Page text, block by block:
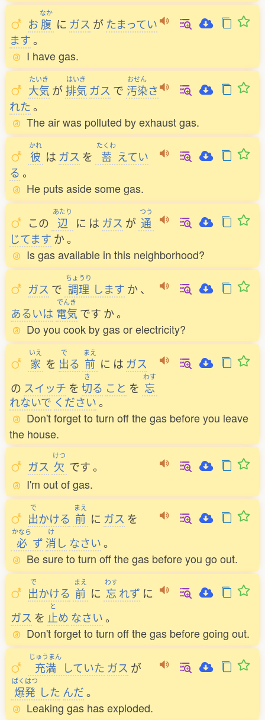
お
なか
腹 に ガス がたまってい
ます。
I have gas.
たいき
大気 が
はいき
排気 ガス で
おせん
汚染さ
れた。
The air was polluted by exhaust gas.
かれ
彼 は ガス を
たくわ
蓄 えてい
る 。
He puts aside some gas.
この
あたり
辺 に は ガス が
つう
通
じてます か。
Is gas available in this neighborhood?
ガス で
ちょうり
調理 します か 、
あるいは
でんき
電気 です か。
Do you cook by gas or electricity?
いえ
家 を
で
出る
まえ
前 に は ガス
の スイッチ を
き
切る こと を
わす
忘
れないで ください。
Don't forget to turn off the gas before you leave
the house.
ガス
けつ
欠 です。
I'm out of gas.
で
出かける
まえ
前 に ガス を
かなら
必 ず
け
消し なさい。
Be sure to turn off the gas before you go out.
で
出かける
まえ
前 に
わす
忘れず に
ガス を
と
止め なさい。
Don't forget to turn off the gas before going out.
じゅうまん
充満 していた ガス が
ばくはつ
爆発 した んだ。
Leaking gas has exploded.